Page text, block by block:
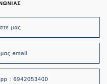
μας
μας email
: 6942053400